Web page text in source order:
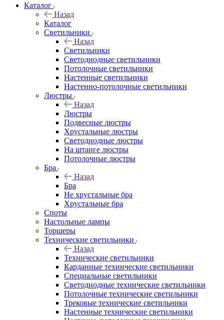
Каталог
Назад
Каталог
Светильники
Назад
Светильники
Светодиодные светильники
Потолочные светильники
Настенные светильники
Настенно-потолочные светильники
Люстры
Назад
Люстры
Подвесные люстры
Хрустальные люстры
Светодиодные люстры
На штанге люстры
Потолочные люстры
Бра
Назад
Бра
Не хрустальные бра
Хрустальные бра
Споты
Настольные лампы
Торшеры
Технические светильники
Назад
Технические светильники
Карданные технические светильники
Специальные светильники
Светодиодные технические светильники
Потолочные технические светильники
Трековые технические светильники
Настенные технические светильники